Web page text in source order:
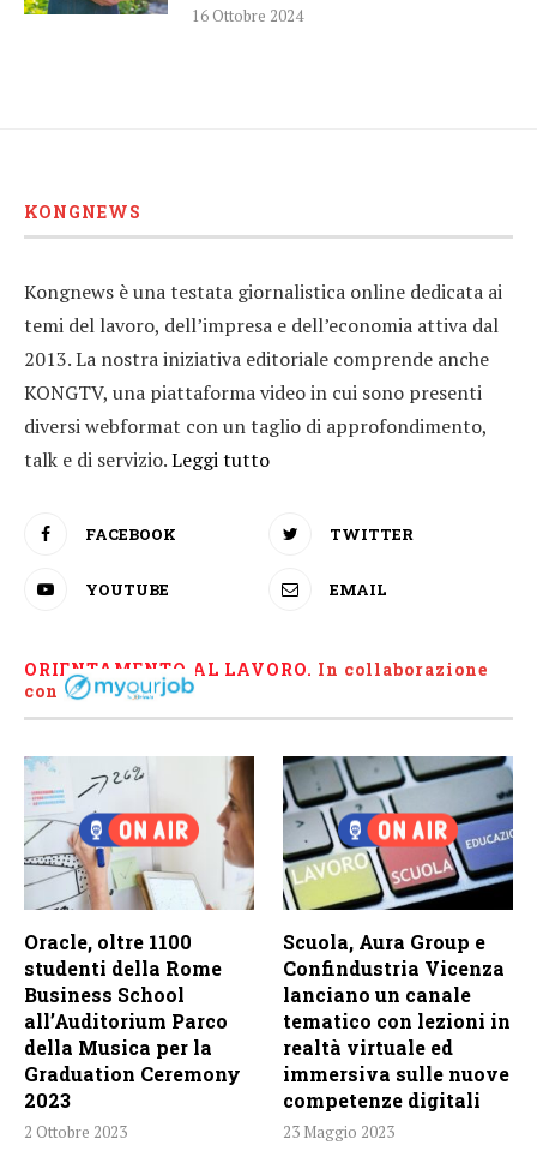
16 Ottobre 2024
KONGNEWS
Kongnews è una testata giornalistica online dedicata ai
temi del lavoro, dell’impresa e dell’economia attiva dal
2013. La nostra iniziativa editoriale comprende anche
KONGTV, una piattaforma video in cui sono presenti
diversi webformat con un taglio di approfondimento,
talk e di servizio.Leggi tutto
FACEBOOK TWITTER
YOUTUBE EMAIL
ORIENTAMENTO AL LAVORO. In collaborazione
con
Oracle, oltre 1100
studenti della Rome
Business School
all’Auditorium Parco
della Musica per la
Graduation Ceremony
2023
2 Ottobre 2023
Scuola, Aura Group e
Confindustria Vicenza
lanciano un canale
tematico con lezioni in
realtà virtuale ed
immersiva sulle nuove
competenze digitali
23 Maggio 2023